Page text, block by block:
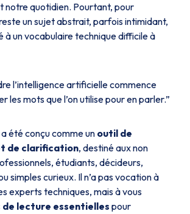
notre quotidien. Pourtant, pour
un sujet abstrait, parfois intimidant,
à un vocabulaire technique difficile à
l’intelligence artificielle commence
les mots que l’on utilise pour en parler.”
été conçu comme un outil de
de clarification, destiné aux non
étudiants, décideurs,
simples curieux. Il n’a pas vocation à
experts techniques, mais à vous
de lecture essentielles pour